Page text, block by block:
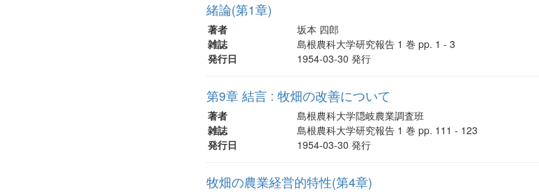
緒論(第1章)
著者
坂本 四郎
雑誌
島根農科大学研究報告 1 巻 pp. 1 - 3
発行日
1954-03-30 発行
第9章 結言 : 牧畑の改善について
著者
島根農科大学隠岐農業調査班
雑誌
島根農科大学研究報告 1 巻 pp. 111 - 123
発行日
1954-03-30 発行
牧畑の農業経営的特性(第4章)